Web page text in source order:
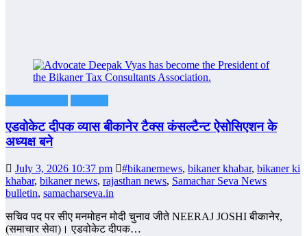
एडवोकेट दीपक व्यास बीकानेर टैक्स कंसल्टैन्ट ऐसोसिएशन के
अध्‍यक्ष बने
July 3, 2026 10:37 pm #bikanernews, bikaner khabar, bikaner ki
khabar, bikaner news, rajasthan news, Samachar Seva News
bulletin, samacharseva.in
सचिव पद पर सीए मनमोहन मोदी चुनाव जीते NEERAJ JOSHI बीकानेर,
(समाचार सेवा)। एडवोकेट दीपक…